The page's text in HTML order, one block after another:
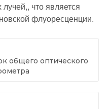
что является
флуоресценции.
общего оптического